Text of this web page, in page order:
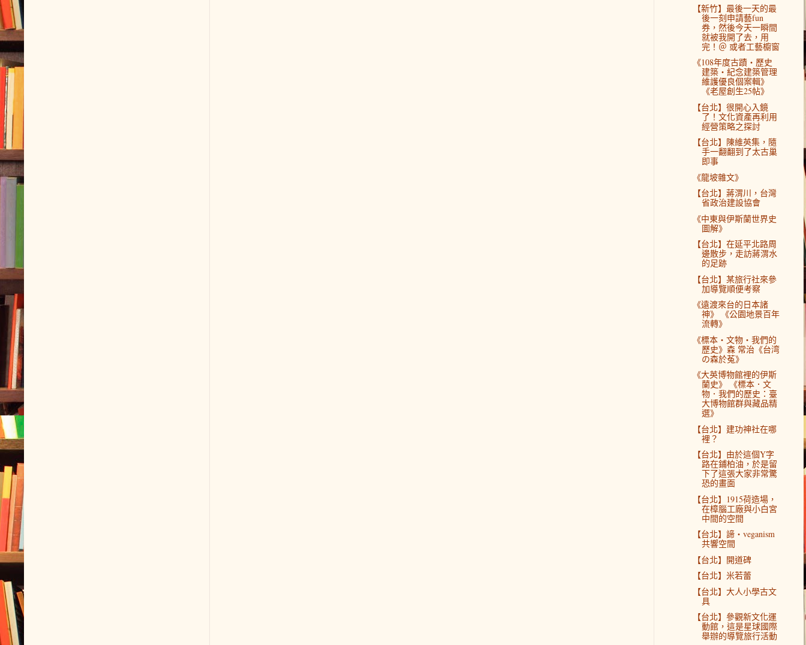
【新竹】最後一天的最
後一刻申請藝fun
券，然後今天一瞬間
就被我開了去，用
完！＠ 或者工藝櫥窗
《108年度古蹟‧歷史
建築‧紀念建築管理
維護優良個案輯》
《老屋創生25帖》
【台北】很開心入鏡
了！文化資產再利用
經營策略之探討
【台北】陳維英集，隨
手一翻翻到了太古巢
即事
《龍坡雜文》
【台北】蔣渭川，台灣
省政治建設協會
《中東與伊斯蘭世界史
圖解》
【台北】在延平北路周
邊散步，走訪蔣渭水
的足跡
【台北】某旅行社來參
加導覽順便考察
《遠渡來台的日本諸
神》 《公園地景百年
流轉》
《標本‧文物‧我們的
歷史》森 常治《台湾
の森於菟》
《大英博物館裡的伊斯
蘭史》 《標本．文
物．我們的歷史：臺
大博物館群與藏品精
選》
【台北】建功神社在哪
裡？
【台北】由於這個Y字
路在鋪柏油，於是留
下了這張大家非常驚
恐的畫面
【台北】1915荷造場，
在樟腦工廠與小白宮
中間的空間
【台北】諦・veganism
共響空間
【台北】開道碑
【台北】米若蕾
【台北】大人小學古文
具
【台北】參觀新文化運
動館，這是星球國際
舉辦的導覽旅行活動